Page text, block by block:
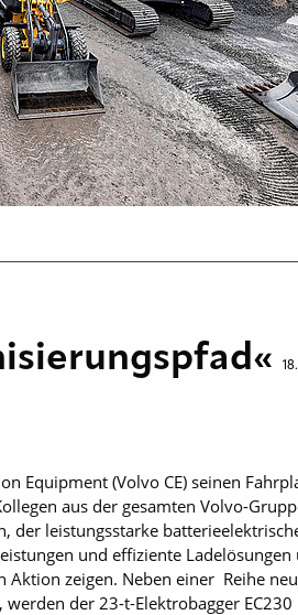
Equipment (Volvo CE) seinen
aus der gesamten Volvo-
der leistungsstarke
und effiziente
zeigen. Neben einer Reihe
der 23-t-Elektrobagger